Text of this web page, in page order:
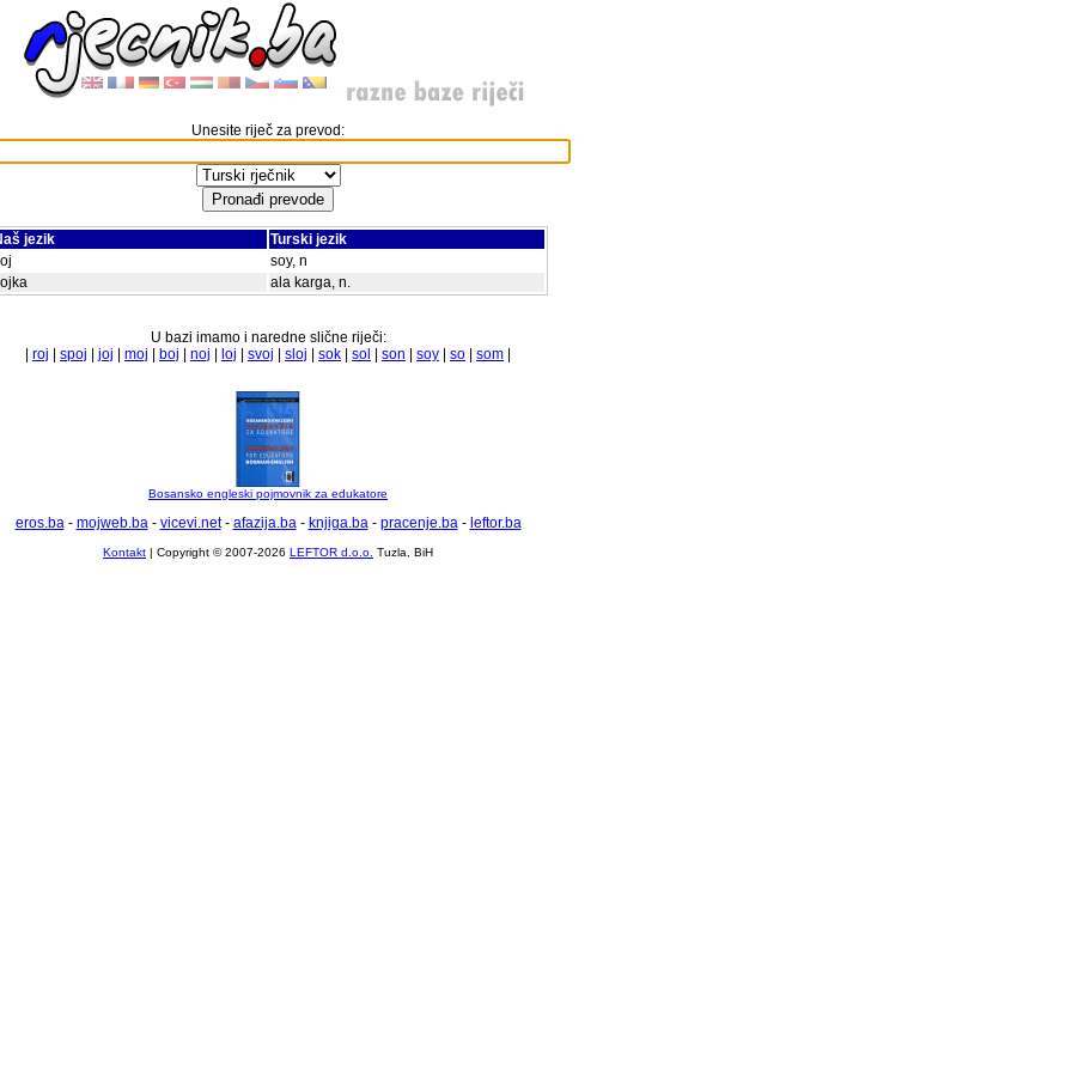
Unesite riječ za prevod:
jezik
Turski jezik
soy, n
ala karga, n.
U bazi imamo i naredne slične riječi:
roj spoj joj moj boj noj loj svoj sloj sok sol son soy so som
Bosansko engleski pojmovnik za edukatore
eros.ba- mojweb.ba- vicevi.net- afazija.ba- knjiga.ba- pracenje.ba- leftor.ba
Kontakt | Copyright © 2007-2026 LEFTOR d.o.o. Tuzla, BiH